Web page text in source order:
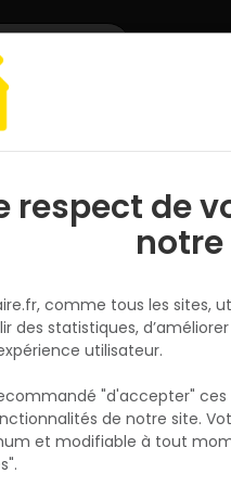
électroportatif Meuleuse
MILWAUKEE
Pack
Réf.
Voir plus
respect de
comme tous les sites,
des statistiques,
utilisateur.
"d'accepter" ces
de notre site.
et modifiable à tout